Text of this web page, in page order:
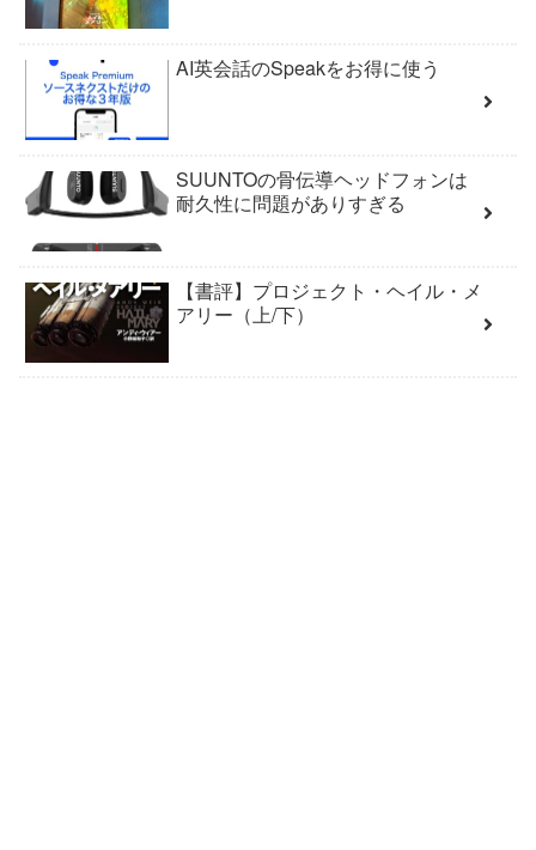
AI英会話のSpeakをお得に使う
SUUNTOの骨伝導ヘッドフォンは
耐久性に問題がありすぎる
【書評】プロジェクト・ヘイル・メ
アリー（上/下）